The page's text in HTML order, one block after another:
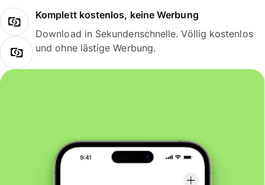
Komplett kostenlos, keine Werbung
Download in Sekundenschnelle. Völlig kostenlos
und ohne lästige Werbung.